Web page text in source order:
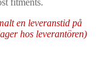
en leveranstid på
hos leverantören)